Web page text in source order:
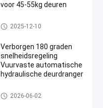
voor 45-55kg deuren
Hydraulische Deur - dichter
2025-12-10
Verborgen 180 graden
snelheidsregeling
Vuurvaste automatische
hydraulische deurdranger
Hydraulische Deur - dichter
2026-06-02